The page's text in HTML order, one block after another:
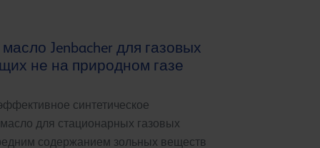
Jenbacher для газовых
не на природном газе
синтетическое
для стационарных газовых
содержанием зольных веществ